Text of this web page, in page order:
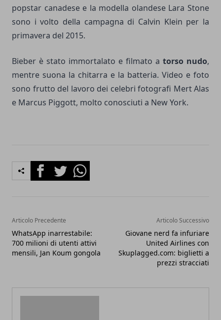
popstar canadese e la modella olandese Lara Stone
sono i volto della campagna di Calvin Klein per la
primavera del 2015.
Bieber è stato immortalato e filmato a torso nudo,
mentre suona la chitarra e la batteria. Video e foto
sono frutto del lavoro dei celebri fotografi Mert Alas
e Marcus Piggott, molto conosciuti a New York.
FacebookTwitterWhatsapp
Articolo Precedente
WhatsApp inarrestabile:
700 milioni di utenti attivi
mensili, Jan Koum gongola
Articolo Successivo
Giovane nerd fa infuriare
United Airlines con
Skuplagged.com: biglietti a
prezzi stracciati